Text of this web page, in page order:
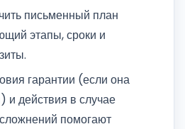
письменный план
этапы, сроки и
гарантии (если она
и действия в случае
помогают